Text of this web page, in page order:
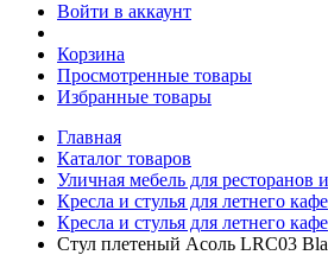
Войти в аккаунт
Корзина
Просмотренные товары
Избранные товары
Главная
Каталог товаров
Уличная мебель для ресторанов
Кресла и стулья для летнего кафе
Кресла и стулья для летнего кафе
Стул плетеный Асоль LRC03